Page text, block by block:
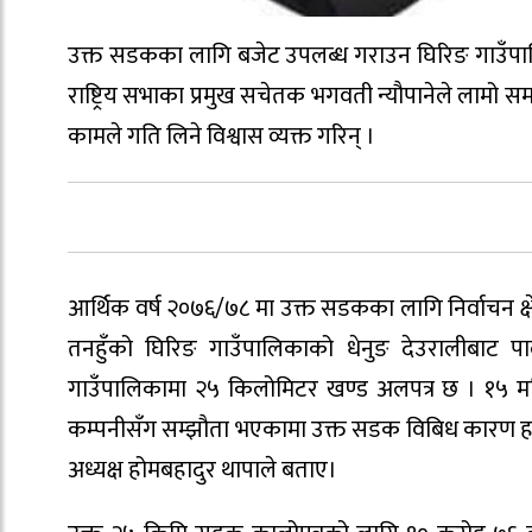
उक्त सडकका लागि बजेट उपलब्ध गराउन घिरिङ
राष्ट्रिय सभाका प्रमुख सचेतक भगवती न्यौपानेले लामो
कामले गति लिने विश्वास व्यक्त गरिन् ।
आर्थिक वर्ष २०७६/७८ मा उक्त सडकका लागि निर्वाचन
तनहुँको घिरिङ गाउँपालिकाको धेनुङ देउरालीबाट
गाउँपालिकामा २५ किलोमिटर खण्ड अलपत्र छ । १५
कम्पनीसँग सम्झौता भएकामा उक्त सडक विबिध कारण
अध्यक्ष होमबहादुर थापाले बताए।